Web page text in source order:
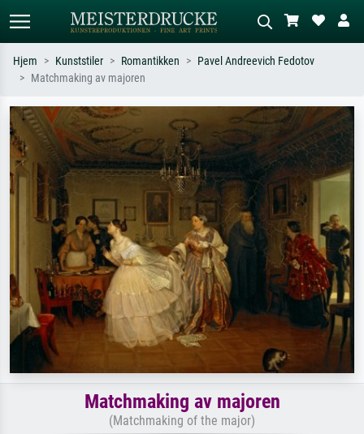
Søk etter kunstner, tittel eller stil – for
eksempel Monet, Stjernenatt,
impresjonisme, Hokusai-bølgen, akt.
Beskriv scenen – for eksempel grønn
eng, abstrakt med mye rødt, mørkt
oljemaleri, stående akt ved et tre.
Hjem Kunststiler Romantikken
Pavel Andreevich Fedotov
Matchmaking av majoren
Matchmaking av majoren
(Matchmaking of the major)